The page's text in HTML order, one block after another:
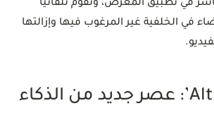
في تطبيق المعرض، وتقوم تلقائياً
في الخلفية غير المرغوب فيها وإزالتها
تجربة ‘Altra AI’: عصر جديد من الذكاء